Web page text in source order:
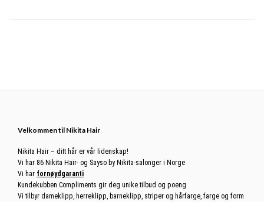
Footer
Velkommen til Nikita Hair
Nikita Hair – ditt hår er vår lidenskap!
Vi har 86 Nikita Hair- og Sayso by Nikita-salonger i Norge
Vi har fornøydgaranti
Kundekubben Compliments gir deg unike tilbud og poeng
Vi tilbyr dameklipp, herreklipp, barneklipp, striper og hårfarge, farge og form